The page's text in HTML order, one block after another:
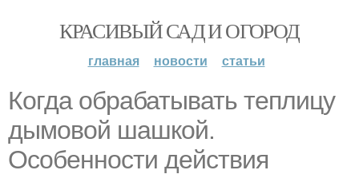
КРАСИВЫЙ САД И ОГОРОД
главная новости статьи
Когда обрабатывать теплицу
дымовой шашкой.
Особенности действия